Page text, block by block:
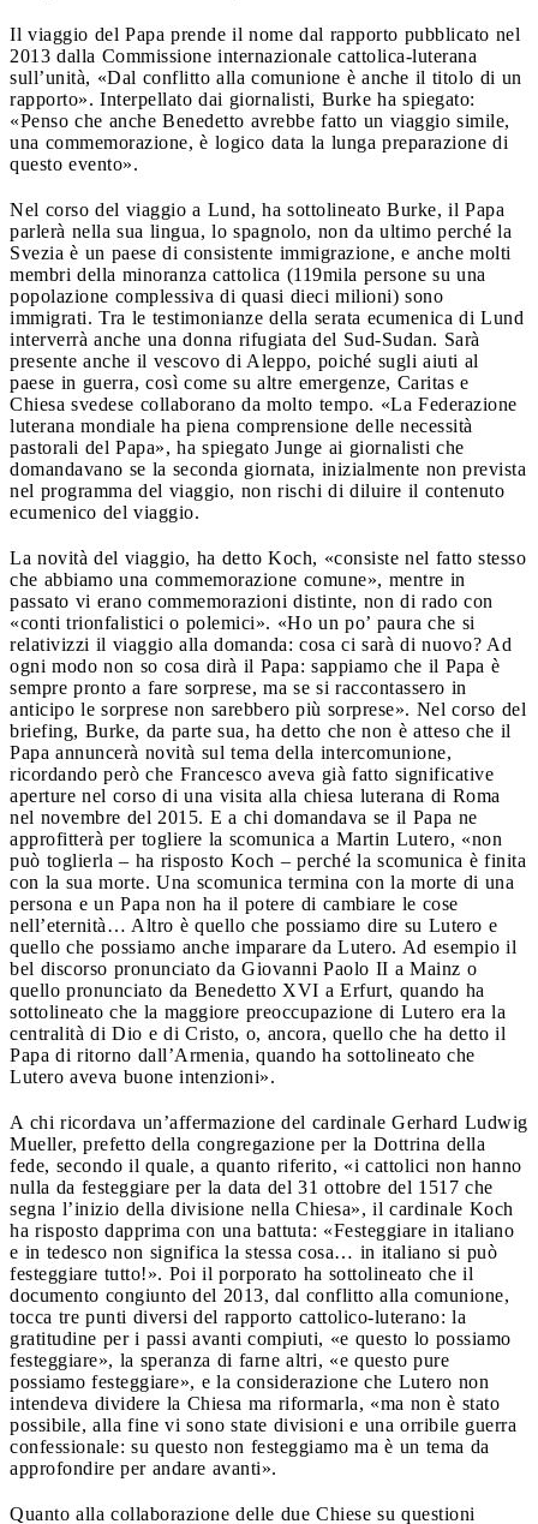
Il viaggio del Papa prende il nome dal rapporto pubblicato nel
2013 dalla Commissione internazionale cattolica-luterana
sull’unità, «Dal conflitto alla comunione è anche il titolo di un
rapporto». Interpellato dai giornalisti, Burke ha spiegato:
«Penso che anche Benedetto avrebbe fatto un viaggio simile,
una commemorazione, è logico data la lunga preparazione di
questo evento».
Nel corso del viaggio a Lund, ha sottolineato Burke, il Papa
parlerà nella sua lingua, lo spagnolo, non da ultimo perché la
Svezia è un paese di consistente immigrazione, e anche molti
membri della minoranza cattolica (119mila persone su una
popolazione complessiva di quasi dieci milioni) sono
immigrati. Tra le testimonianze della serata ecumenica di Lund
interverrà anche una donna rifugiata del Sud-Sudan. Sarà
presente anche il vescovo di Aleppo, poiché sugli aiuti al
paese in guerra, così come su altre emergenze, Caritas e
Chiesa svedese collaborano da molto tempo. «La Federazione
luterana mondiale ha piena comprensione delle necessità
pastorali del Papa», ha spiegato Junge ai giornalisti che
domandavano se la seconda giornata, inizialmente non prevista
nel programma del viaggio, non rischi di diluire il contenuto
ecumenico del viaggio.
La novità del viaggio, ha detto Koch, «consiste nel fatto stesso
che abbiamo una commemorazione comune», mentre in
passato vi erano commemorazioni distinte, non di rado con
«conti trionfalistici o polemici». «Ho un po’ paura che si
relativizzi il viaggio alla domanda: cosa ci sarà di nuovo? Ad
ogni modo non so cosa dirà il Papa: sappiamo che il Papa è
sempre pronto a fare sorprese, ma se si raccontassero in
anticipo le sorprese non sarebbero più sorprese». Nel corso del
briefing, Burke, da parte sua, ha detto che non è atteso che il
Papa annuncerà novità sul tema della intercomunione,
ricordando però che Francesco aveva già fatto significative
aperture nel corso di una visita alla chiesa luterana di Roma
nel novembre del 2015. E a chi domandava se il Papa ne
approfitterà per togliere la scomunica a Martin Lutero, «non
può toglierla – ha risposto Koch – perché la scomunica è finita
con la sua morte. Una scomunica termina con la morte di una
persona e un Papa non ha il potere di cambiare le cose
nell’eternità… Altro è quello che possiamo dire su Lutero e
quello che possiamo anche imparare da Lutero. Ad esempio il
bel discorso pronunciato da Giovanni Paolo II a Mainz o
quello pronunciato da Benedetto XVI a Erfurt, quando ha
sottolineato che la maggiore preoccupazione di Lutero era la
centralità di Dio e di Cristo, o, ancora, quello che ha detto il
Papa di ritorno dall’Armenia, quando ha sottolineato che
Lutero aveva buone intenzioni».
A chi ricordava un’affermazione del cardinale Gerhard Ludwig
Mueller, prefetto della congregazione per la Dottrina della
fede, secondo il quale, a quanto riferito, «i cattolici non hanno
nulla da festeggiare per la data del 31 ottobre del 1517 che
segna l’inizio della divisione nella Chiesa», il cardinale Koch
ha risposto dapprima con una battuta: «Festeggiare in italiano
e in tedesco non significa la stessa cosa… in italiano si può
festeggiare tutto!». Poi il porporato ha sottolineato che il
documento congiunto del 2013, dal conflitto alla comunione,
tocca tre punti diversi del rapporto cattolico-luterano: la
gratitudine per i passi avanti compiuti, «e questo lo possiamo
festeggiare», la speranza di farne altri, «e questo pure
possiamo festeggiare», e la considerazione che Lutero non
intendeva dividere la Chiesa ma riformarla, «ma non è stato
possibile, alla fine vi sono state divisioni e una orribile guerra
confessionale: su questo non festeggiamo ma è un tema da
approfondire per andare avanti».
Quanto alla collaborazione delle due Chiese su questioni